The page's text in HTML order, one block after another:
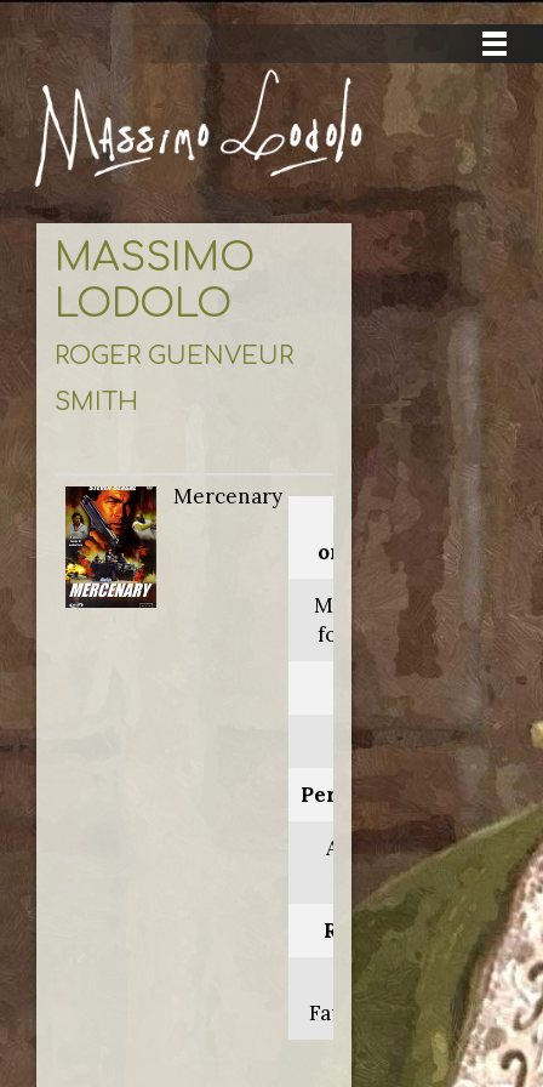
MASSIMO
LODOLO
ROGER GUENVEUR
SMITH
Mercenary
Titolo
originale:
Mercenary
for justice
Anno:
2006
Personaggio:
Anthony
Chapel
Regia di:
Don E.
FauntLeRoy